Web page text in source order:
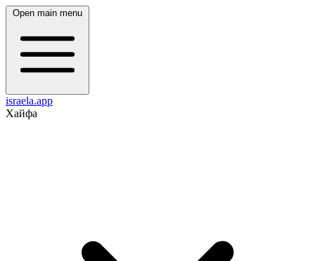
Open main menu
israela.app
Хайфа